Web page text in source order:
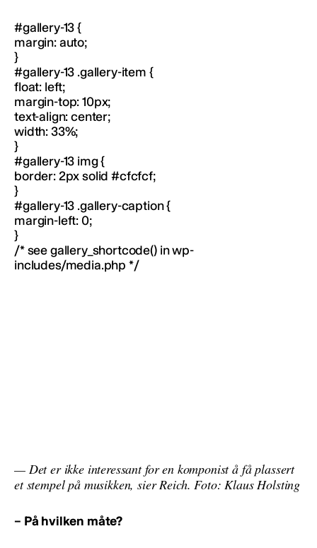
#gallery-13 {
margin: auto;
}
#gallery-13 .gallery-item {
float: left;
margin-top: 10px;
text-align: center;
width: 33%;
}
#gallery-13 img {
border: 2px solid #cfcfcf;
}
#gallery-13 .gallery-caption {
margin-left: 0;
}
/* see gallery_shortcode() in wp-
includes/media.php */
— Det er ikke interessant for en komponist å få plassert
et stempel på musikken, sier Reich. Foto: Klaus Holsting
– På hvilken måte?